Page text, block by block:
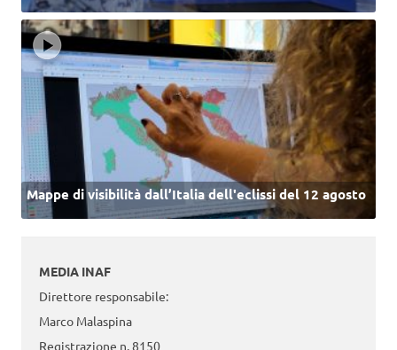
Mappe di visibilità dall’Italia dell'eclissi del 12 agosto
MEDIA INAF
Direttore responsabile:
Marco Malaspina
Registrazione n. 8150